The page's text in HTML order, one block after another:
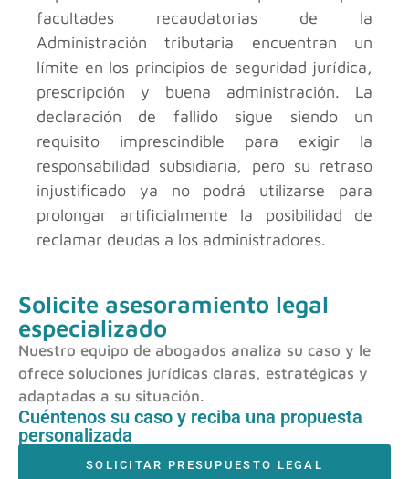
facultades recaudatorias de la
Administración tributaria encuentran un
límite en los principios de seguridad jurídica,
prescripción y buena administración. La
declaración de fallido sigue siendo un
requisito imprescindible para exigir la
responsabilidad subsidiaria, pero su retraso
injustificado ya no podrá utilizarse para
prolongar artificialmente la posibilidad de
reclamar deudas a los administradores.
Solicite asesoramiento legal
especializado
Nuestro equipo de abogados analiza su caso y le
ofrece soluciones jurídicas claras, estratégicas y
adaptadas a su situación.
Cuéntenos su caso y reciba una propuesta
personalizada
SOLICITAR PRESUPUESTO LEGAL